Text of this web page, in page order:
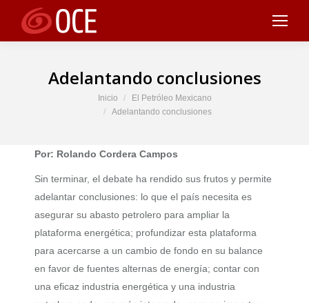
Adelantando conclusiones
Inicio
El Petróleo Mexicano
Adelantando conclusiones
Por: Rolando Cordera Campos
Sin terminar, el debate ha rendido sus frutos y permite
adelantar conclusiones: lo que el país necesita es
asegurar su abasto petrolero para ampliar la
plataforma energética; profundizar esta plataforma
para acercarse a un cambio de fondo en su balance
en favor de fuentes alternas de energía; contar con
una eficaz industria energética y una industria